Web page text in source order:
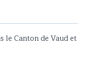
le Canton de Vaud et